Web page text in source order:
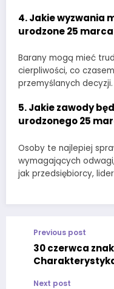
4.Jakie wyzwania
urodzone 25
Barany mogą mieć
cierpliwości, co
przemyślanych decyzji.
5.Jakie zawody
urodzonego 25
Osoby te najlepiej
wymagających
jak przedsiębiorcy,
Previous post
30 czerwca
Next post